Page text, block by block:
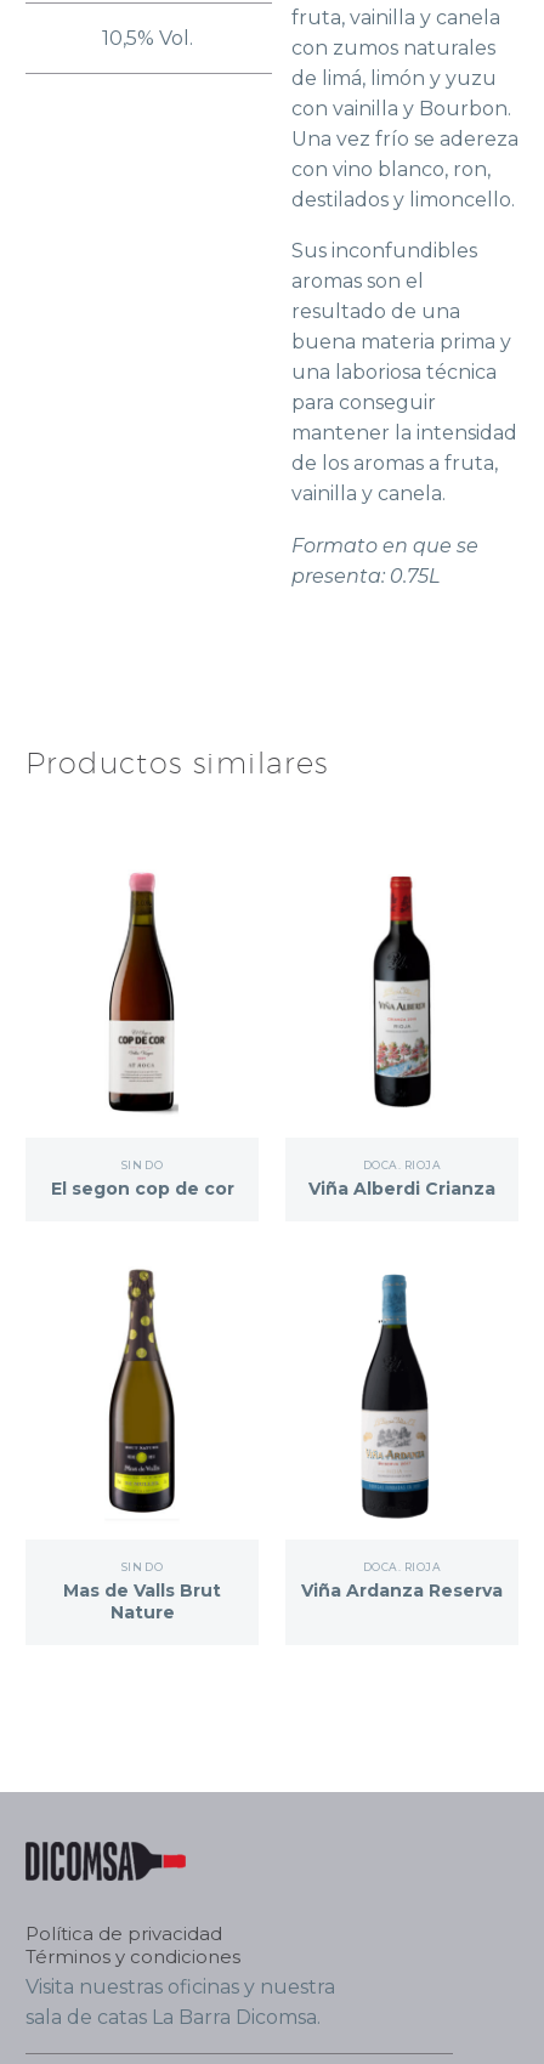
10,5% Vol.
fruta, vainilla y canela
con zumos naturales
de limá, limón y yuzu
con vainilla y Bourbon.
Una vez frío se adereza
con vino blanco, ron,
destilados y limoncello.
Sus inconfundibles
aromas son el
resultado de una
buena materia prima y
una laboriosa técnica
para conseguir
mantener la intensidad
de los aromas a fruta,
vainilla y canela.
Formato en que se
presenta: 0.75L
Productos similares
SIN DO
El segon cop de cor
DOCA. RIOJA
Viña Alberdi Crianza
SIN DO
Mas de Valls Brut
Nature
DOCA. RIOJA
Viña Ardanza Reserva
Política de privacidad
Términos y condiciones
Visita nuestras oficinas y nuestra
sala de catas La Barra Dicomsa.